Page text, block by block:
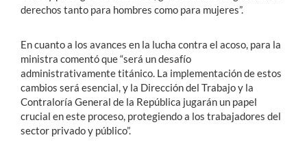
derechos tanto para hombres como para mujeres”.
En cuanto a los avances en la lucha contra el acoso, para la
ministra comentó que “será un desafío
administrativamente titánico. La implementación de estos
cambios será esencial, y la Dirección del Trabajo y la
Contraloría General de la República jugarán un papel
crucial en este proceso, protegiendo a los trabajadores del
sector privado y público”.